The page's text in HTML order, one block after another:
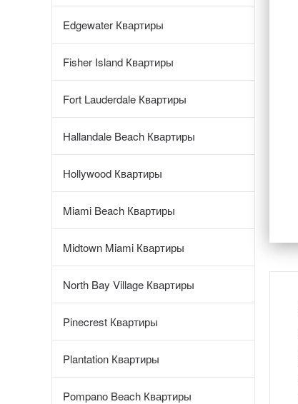
Edgewater Квартиры
Fisher Island Квартиры
Fort Lauderdale Квартиры
Hallandale Beach Квартиры
Hollywood Квартиры
Miami Beach Квартиры
Midtown Miami Квартиры
North Bay Village Квартиры
Pinecrest Квартиры
Plantation Квартиры
Pompano Beach Квартиры